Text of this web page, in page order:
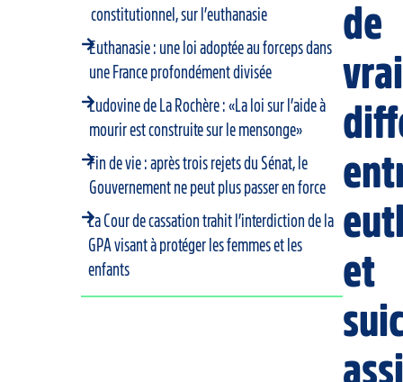
constitutionnel, sur l’euthanasie
Euthanasie : une loi adoptée au forceps dans
une France profondément divisée
Ludovine de La Rochère : «La loi sur l’aide à
mourir est construite sur le mensonge»
Fin de vie : après trois rejets du Sénat, le
Gouvernement ne peut plus passer en force
La Cour de cassation trahit l’interdiction de la
GPA visant à protéger les femmes et les
enfants
de
et